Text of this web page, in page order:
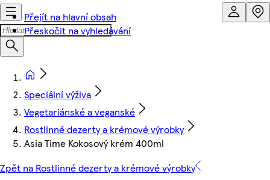
Přejít na hlavní obsah
Přeskočit na vyhledávání
Speciální výživa
Vegetariánské a veganské
Rostlinné dezerty a krémové výrobky
Asia Time Kokosový krém 400ml
Zpět na Rostlinné dezerty a krémové výrobky